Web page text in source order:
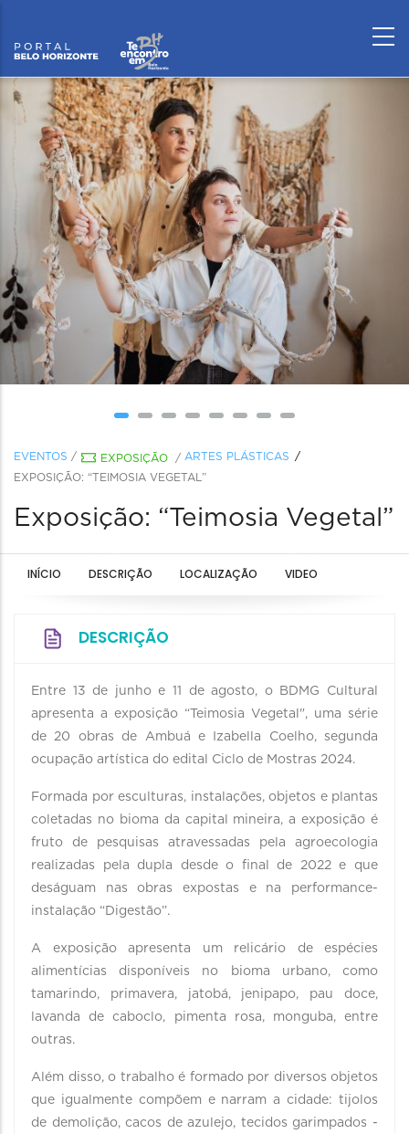
EVENTOS / EXPOSIÇÃO / ARTES PLÁSTICAS
EXPOSIÇÃO: “TEIMOSIA VEGETAL”
Exposição: “Teimosia Vegetal”
INÍCIO DESCRIÇÃO LOCALIZAÇÃO VIDEO
DESCRIÇÃO
Entre 13 de junho e 11 de agosto, o BDMG Cultural
apresenta a exposição “Teimosia Vegetal", uma série
de 20 obras de Ambuá e Izabella Coelho, segunda
ocupação artística do edital Ciclo de Mostras 2024.
Formada por esculturas, instalações, objetos e plantas
coletadas no bioma da capital mineira, a exposição é
fruto de pesquisas atravessadas pela agroecologia
realizadas pela dupla desde o final de 2022 e que
deságuam nas obras expostas e na performance-
instalação “Digestão”.
A exposição apresenta um relicário de espécies
alimentícias disponíveis no bioma urbano, como
tamarindo, primavera, jatobá, jenipapo, pau doce,
lavanda de caboclo, pimenta rosa, monguba, entre
outras.
Além disso, o trabalho é formado por diversos objetos
que igualmente compõem e narram a cidade: tijolos
de demolição, cacos de azulejo, tecidos garimpados -